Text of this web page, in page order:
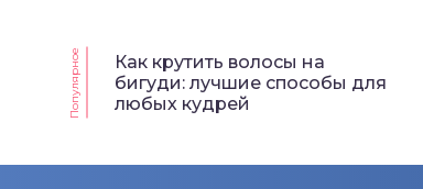
Популярное
Как крутить волосы на
бигуди: лучшие способы для
любых кудрей